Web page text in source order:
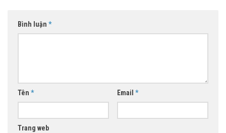
Bình luận *
Tên * Email *
Trang web